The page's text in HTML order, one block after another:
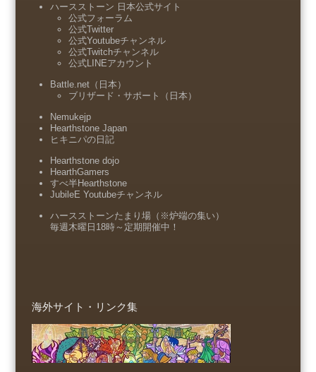
ハースストーン 日本公式サイト
公式フォーラム
公式Twitter
公式Youtubeチャンネル
公式Twitchチャンネル
公式LINEアカウント
Battle.net（日本）
ブリザード・サポート（日本）
Nemukejp
Hearthstone Japan
ヒキニパの日記
Hearthstone dojo
HearthGamers
すべ半Hearthstone
JubileE Youtubeチャンネル
ハースストーンたまり場（※炉端の集い）
毎週木曜日18時～定期開催中！
海外サイト・リンク集